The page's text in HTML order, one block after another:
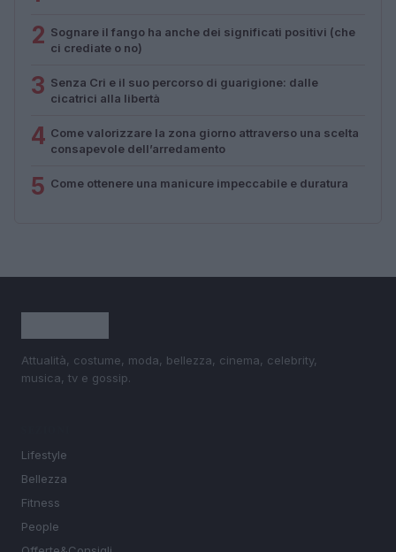
2 Sognare il fango ha anche dei significati positivi (che
ci crediate o no)
3 Senza Cri e il suo percorso di guarigione: dalle
cicatrici alla libertà
4 Come valorizzare la zona giorno attraverso una scelta
consapevole dell’arredamento
5 Come ottenere una manicure impeccabile e duratura
Attualità, costume, moda, bellezza, cinema, celebrity,
musica, tv e gossip.
Lifestyle
Bellezza
Fitness
People